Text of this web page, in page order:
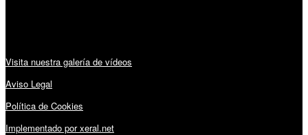
Visita nuestra galería de vídeos
Aviso Legal
Política de Cookies
Implementado por xeral.net